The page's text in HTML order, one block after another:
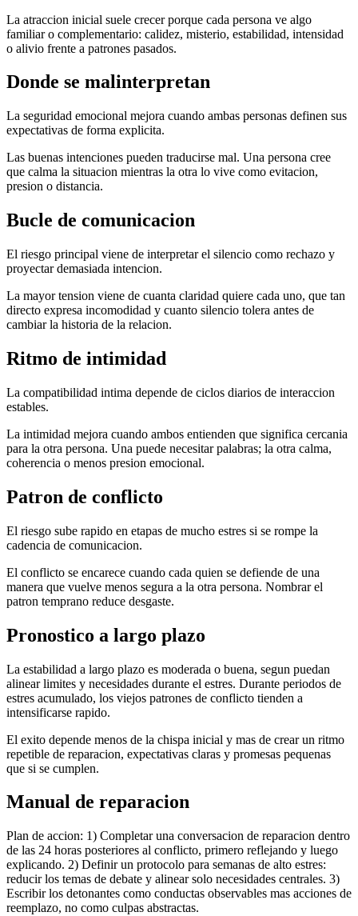
La atraccion inicial suele crecer porque cada persona ve algo
familiar o complementario: calidez, misterio, estabilidad, intensidad
o alivio frente a patrones pasados.
Donde se malinterpretan
La seguridad emocional mejora cuando ambas personas definen sus
expectativas de forma explicita.
Las buenas intenciones pueden traducirse mal. Una persona cree
que calma la situacion mientras la otra lo vive como evitacion,
presion o distancia.
Bucle de comunicacion
El riesgo principal viene de interpretar el silencio como rechazo y
proyectar demasiada intencion.
La mayor tension viene de cuanta claridad quiere cada uno, que tan
directo expresa incomodidad y cuanto silencio tolera antes de
cambiar la historia de la relacion.
Ritmo de intimidad
La compatibilidad intima depende de ciclos diarios de interaccion
estables.
La intimidad mejora cuando ambos entienden que significa cercania
para la otra persona. Una puede necesitar palabras; la otra calma,
coherencia o menos presion emocional.
Patron de conflicto
El riesgo sube rapido en etapas de mucho estres si se rompe la
cadencia de comunicacion.
El conflicto se encarece cuando cada quien se defiende de una
manera que vuelve menos segura a la otra persona. Nombrar el
patron temprano reduce desgaste.
Pronostico a largo plazo
La estabilidad a largo plazo es moderada o buena, segun puedan
alinear limites y necesidades durante el estres. Durante periodos de
estres acumulado, los viejos patrones de conflicto tienden a
intensificarse rapido.
El exito depende menos de la chispa inicial y mas de crear un ritmo
repetible de reparacion, expectativas claras y promesas pequenas
que si se cumplen.
Manual de reparacion
Plan de accion: 1) Completar una conversacion de reparacion dentro
de las 24 horas posteriores al conflicto, primero reflejando y luego
explicando. 2) Definir un protocolo para semanas de alto estres:
reducir los temas de debate y alinear solo necesidades centrales. 3)
Escribir los detonantes como conductas observables mas acciones de
reemplazo, no como culpas abstractas.